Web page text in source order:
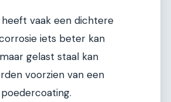
vaak een dichtere
iets beter kan
gelast staal kan
voorzien van een